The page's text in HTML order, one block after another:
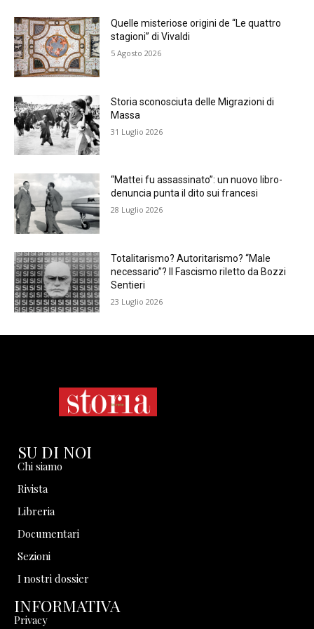
Quelle misteriose origini de “Le quattro
stagioni” di Vivaldi
5 Agosto 2026
Storia sconosciuta delle Migrazioni di
Massa
31 Luglio 2026
“Mattei fu assassinato”: un nuovo libro-
denuncia punta il dito sui francesi
28 Luglio 2026
Totalitarismo? Autoritarismo? “Male
necessario”? Il Fascismo riletto da Bozzi
Sentieri
23 Luglio 2026
SU DI NOI
Chi siamo
Rivista
Libreria
Documentari
Sezioni
I nostri dossier
INFORMATIVA
Privacy